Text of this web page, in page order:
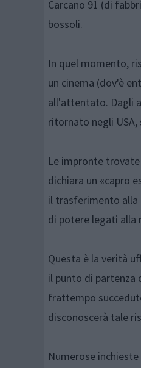
Carcano 91 (di
bossoli.
In quel momento,
un cinema (dov'è
all'attentato. Dagli
ritornato negli
Le impronte
dichiara un «capro
il trasferimento alla
di potere legati alla
Questa è la verità
il punto di partenza
frattempo
disconoscerà tale
Numerose